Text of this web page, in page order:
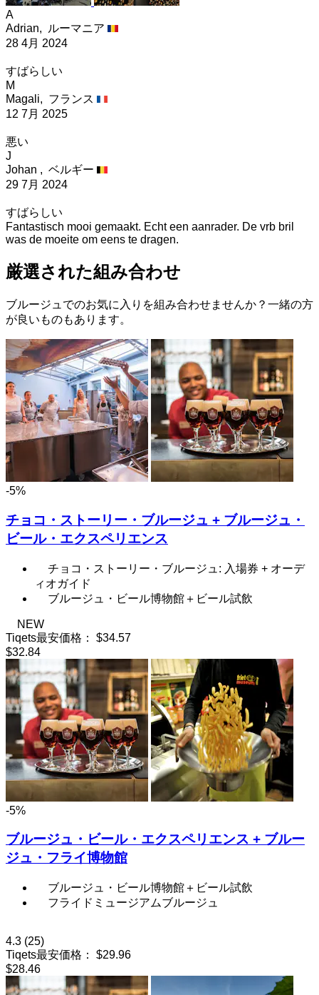
A
Adrian, ルーマニア
28 4月 2024
すばらしい
M
Magali, フランス
12 7月 2025
悪い
J
Johan , ベルギー
29 7月 2024
すばらしい
Fantastisch mooi gemaakt. Echt een aanrader. De vrb bril
was de moeite om eens te dragen.
厳選された組み合わせ
ブルージュでのお気に入りを組み合わせませんか？一緒の方
が良いものもあります。
-5%
チョコ・ストーリー・ブルージュ + ブルージュ・
ビール・エクスペリエンス
チョコ・ストーリー・ブルージュ: 入場券 + オーデ
ィオガイド
ブルージュ・ビール博物館＋ビール試飲
NEW
Tiqets最安価格：
$34.57
$32.84
-5%
ブルージュ・ビール・エクスペリエンス + ブルー
ジュ・フライ博物館
ブルージュ・ビール博物館＋ビール試飲
フライドミュージアムブルージュ
4.3 (25)
Tiqets最安価格：
$29.96
$28.46